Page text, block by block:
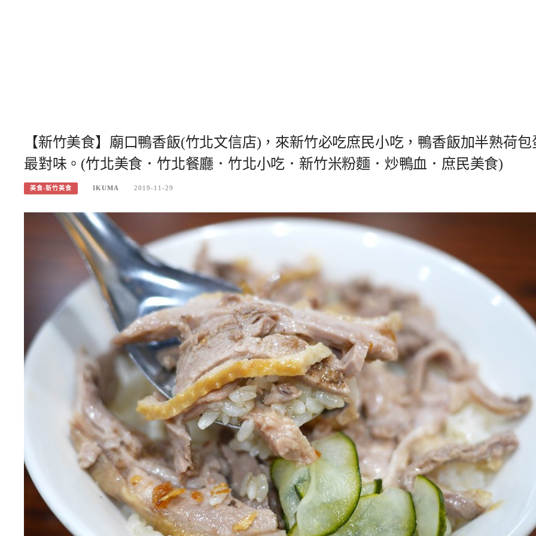
【新竹美食】廟口鴨香飯(竹北文信店)，來新竹必吃庶民小吃，鴨香飯加半熟荷包
最對味。(竹北美食．竹北餐廳．竹北小吃．新竹米粉麵．炒鴨血．庶民美食)
美食-新竹美食 IKUMA 2019-11-29